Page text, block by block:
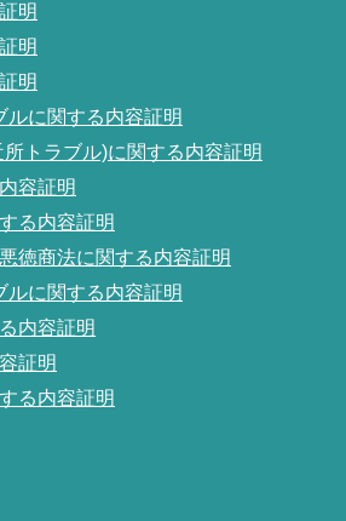
明
明
明
ルに関する内容証明
トラブル)に関する内容証明
容証明
る内容証明
徳商法に関する内容証明
ルに関する内容証明
内容証明
証明
る内容証明